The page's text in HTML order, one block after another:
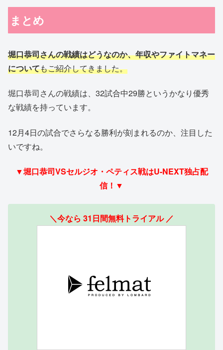
まとめ
堀口恭司さんの戦績はどうなのか、年収やファイトマネー
についてもご紹介してきました。
堀口恭司さんの戦績は、32試合中29勝というかなり優秀
な戦績を持っています。
12月4日の試合でさらなる勝利が刻まれるのか、注目した
いですね。
▼堀口恭司VSセルジオ・ペティス戦はU-NEXT独占配
信！▼
＼今なら 31日間無料トライアル ／